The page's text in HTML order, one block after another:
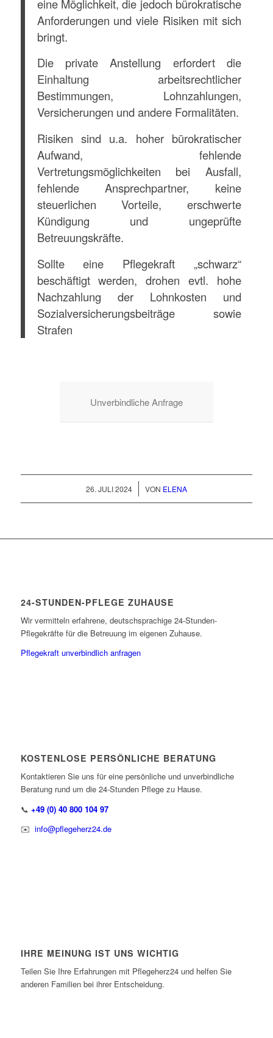
eine Möglichkeit, die jedoch bürokratische
Anforderungen und viele Risiken mit sich
bringt.
Die private Anstellung erfordert die
Einhaltung arbeitsrechtlicher
Bestimmungen, Lohnzahlungen,
Versicherungen und andere Formalitäten.
Risiken sind u.a. hoher bürokratischer
Aufwand, fehlende
Vertretungsmöglichkeiten bei Ausfall,
fehlende Ansprechpartner, keine
steuerlichen Vorteile, erschwerte
Kündigung und ungeprüfte
Betreuungskräfte.
Sollte eine Pflegekraft „schwarz“
beschäftigt werden, drohen evtl. hohe
Nachzahlung der Lohnkosten und
Sozialversicherungsbeiträge sowie
Strafen
Unverbindliche Anfrage
26. JULI 2024
/ VON ELENA
24-STUNDEN-PFLEGE ZUHAUSE
Wir vermitteln erfahrene, deutschsprachige 24-Stunden-
Pflegekräfte für die Betreuung im eigenen Zuhause.
Pflegekraft unverbindlich anfragen
KOSTENLOSE PERSÖNLICHE BERATUNG
Kontaktieren Sie uns für eine persönliche und unverbindliche
Beratung rund um die 24-Stunden Pflege zu Hause.
📞 +49 (0) 40 800 104 97
✉️ info@pflegeherz24.de
IHRE MEINUNG IST UNS WICHTIG
Teilen Sie Ihre Erfahrungen mit Pflegeherz24 und helfen Sie
anderen Familien bei ihrer Entscheidung.